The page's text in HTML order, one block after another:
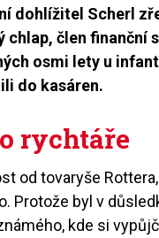
dohlížitel Scherl
člen finanční
osmi lety u
do kasáren.
rychtáře
od tovaryše
Protože byl v
kde si